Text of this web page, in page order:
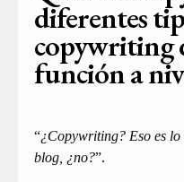
diferentes
copywriting
función a
“¿Copywriting? Eso es
blog, ¿no?”.